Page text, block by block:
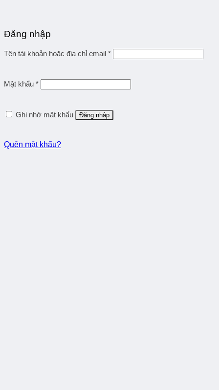
Đăng nhập
Tên tài khoản hoặc địa chỉ email *
Mật khẩu *
Ghi nhớ mật khẩu Đăng nhập
Quên mật khẩu?